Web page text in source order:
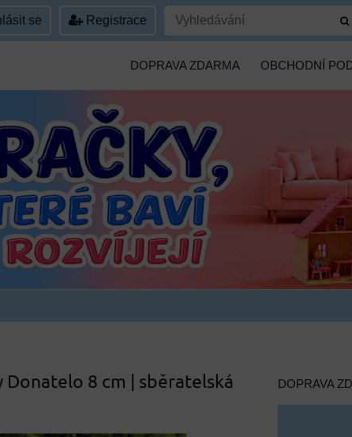
se Registrace
DOPRAVA ZDARMA OBCHODNÍ
Donatelo 8 cm | sběratelská
DOPRAVA